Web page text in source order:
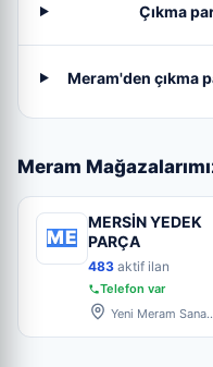
Çıkma
Meram'den çıkma
Meram
ME
MERSİN YEDEK
PARÇA
483 aktif ilan
Telefon var
Yeni Meram